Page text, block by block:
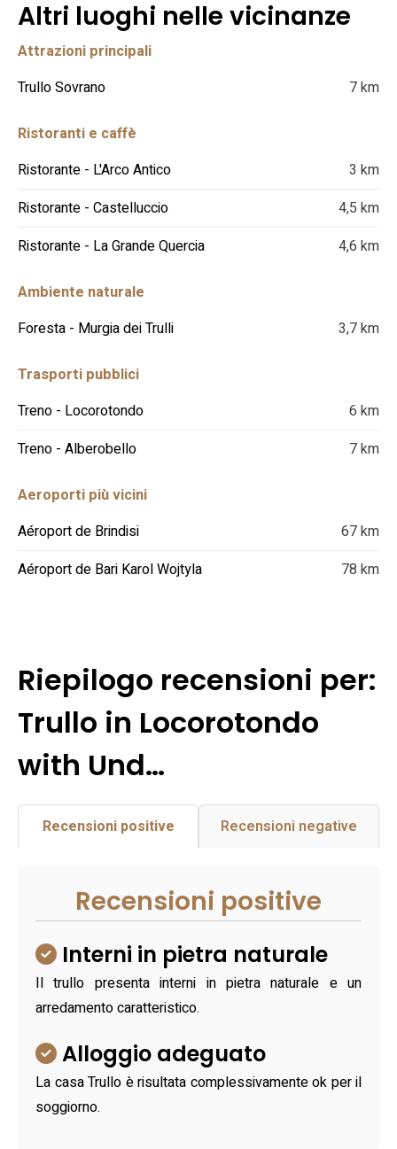
Altri luoghi nelle vicinanze
Attrazioni principali
Trullo Sovrano
7 km
Ristoranti e caffè
Ristorante - L'Arco Antico
3 km
Ristorante - Castelluccio
4,5 km
Ristorante - La Grande Quercia
4,6 km
Ambiente naturale
Foresta - Murgia dei Trulli
3,7 km
Trasporti pubblici
Treno - Locorotondo
6 km
Treno - Alberobello
7 km
Aeroporti più vicini
Aéroport de Brindisi
67 km
Aéroport de Bari Karol Wojtyla
78 km
Riepilogo recensioni per:
Trullo in Locorotondo
with Und…
Recensioni positive Recensioni negative
Recensioni positive
Interni in pietra naturale
Il trullo presenta interni in pietra naturale e un
arredamento caratteristico.
Alloggio adeguato
La casa Trullo è risultata complessivamente ok per il
soggiorno.